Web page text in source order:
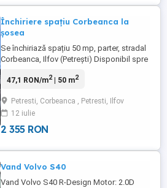
Închiriere spațiu Corbeanca la
șosea
Se închiriază spațiu 50 mp, parter, stradal
Corbeanca, Ilfov (Petrești) Disponibil spre
amplasat la parter, cu vizibilitate stradală
activități profesionale. Compartimentare
eficientă: 1 sală principală generoasă, ...
47,1 RON/m2| 50 m2
Petresti, Corbeanca , Petresti, Ilfov
12 iulie
2 355 RON
Vand Volvo S40
Vand Volvo S40 R-Design Motor: 2.0D